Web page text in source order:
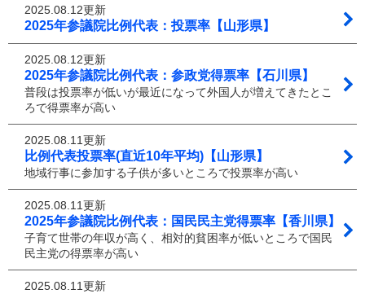
2025.08.12更新
2025年参議院比例代表：投票率【山形県】
2025.08.12更新
2025年参議院比例代表：参政党得票率【石川県】
普段は投票率が低いが最近になって外国人が増えてきたとこ
ろで得票率が高い
2025.08.11更新
比例代表投票率(直近10年平均)【山形県】
地域行事に参加する子供が多いところで投票率が高い
2025.08.11更新
2025年参議院比例代表：国民民主党得票率【香川県】
子育て世帯の年収が高く、相対的貧困率が低いところで国民
民主党の得票率が高い
2025.08.11更新